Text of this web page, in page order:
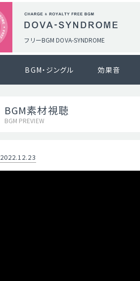
フリーBGM DOVA-SYNDROME
BGM・ジングル 効果音
BGM素材視聴
BGM PREVIEW
2022.12.23